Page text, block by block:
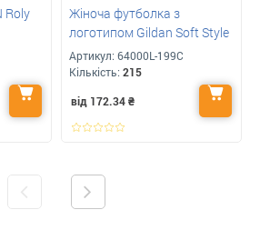
Roly
Жіноча футболка з
логотипом Gildan Soft Style
Артикул: 64000L-199C
Кількість: 215
від 172.34₴